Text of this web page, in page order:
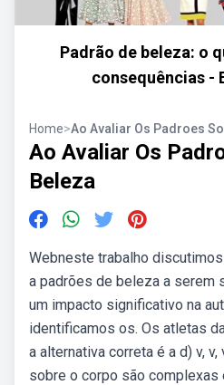
Padrão de beleza: o
consequências -
Home>Ao Avaliar Os Padroes
Ao Avaliar Os
Beleza
Webneste trabalho
a padrões de beleza a serem
um impacto significativo na
identificamos os. Os atletas
a alternativa correta é a d) v,
sobre o corpo são complexas